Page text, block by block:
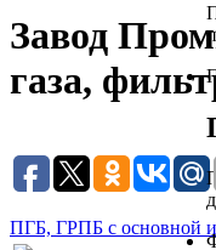
Завод
газа,
ПГБ, ГРПБ с основной